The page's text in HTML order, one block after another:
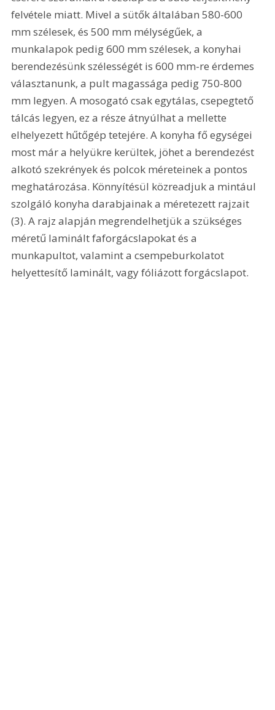
felvétele miatt. Mivel a sütők általában 580-600
mm szélesek, és 500 mm mélységűek, a
munkalapok pedig 600 mm szélesek, a konyhai
berendezésünk szélességét is 600 mm-re érdemes
választanunk, a pult magassága pedig 750-800
mm legyen. A mosogató csak egytálas, csepegtető
tálcás legyen, ez a része átnyúlhat a mellette
elhelyezett hűtőgép tetejére. A konyha fő egységei
most már a helyükre kerültek, jöhet a berendezést
alkotó szekrények és polcok méreteinek a pontos
meghatározása. Könnyítésül közreadjuk a mintául
szolgáló konyha darabjainak a méretezett rajzait
(3). A rajz alapján megrendelhetjük a szükséges
méretű laminált faforgácslapokat és a
munkapultot, valamint a csempeburkolatot
helyettesítő laminált, vagy fóliázott forgácslapot.